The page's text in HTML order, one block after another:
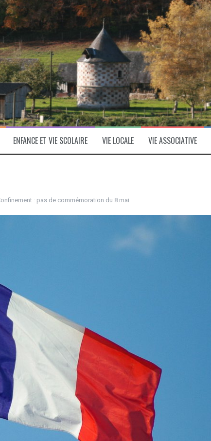
ENFANCE ET VIE SCOLAIRE VIE LOCALE VIE ASSOCIATIVE
: pas de commémoration du 8 mai